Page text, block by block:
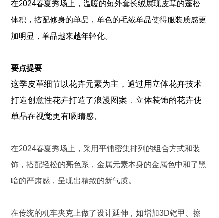
在2024春夏秀场上，温暖的短外套长绒展现皮草的蓬松
体积，搭配修身的单品，单色的毛绒单品使得服装质感更
加明显，单品越来越年轻化。
要点提要
这季皮革细节以花卉元素为主，通过用立体花卉技术
打造创意性花卉打造了浪漫图案，立体装饰的花卉使
单品在视觉更有吸睛感。
在2024春夏秀场上，采用平铺密集排列的组合方式和装
饰，搭配轻松的亮色系，金属元素本身的金属色中和了黑
暗的严肃感，呈现出精致的新气质。
在传统的机车夹克上做了设计延伸，如增加3D铠甲、擦